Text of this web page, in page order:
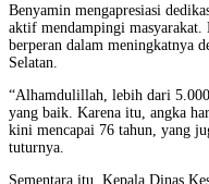
Benyamin mengapresiasi
aktif mendampingi
berperan dalam meningkatnya
Selatan.
“Alhamdulillah, lebih dari
yang baik. Karena itu, angka
kini mencapai 76 tahun, yang
tuturnya.
Sementara itu, Kepala Dinas